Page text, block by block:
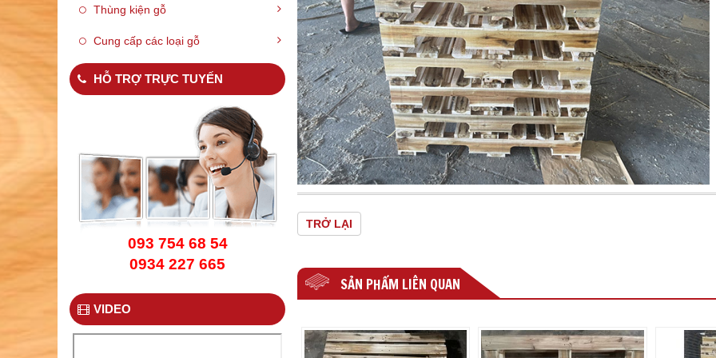
TRỞ LẠI
SẢN PHẨM LIÊN QUAN
Thùng kiện gỗ
Cung cấp các loại gỗ
HỖ TRỢ TRỰC TUYẾN
093 754 68 54
0934 227 665
VIDEO
PALLET GỖ 02